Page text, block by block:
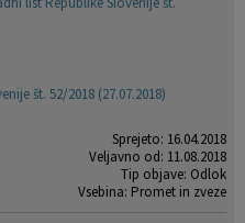
št. 52/2018 (27.07.2018)
Sprejeto: 16.04.2018
Veljavno od: 11.08.2018
Tip objave: Odlok
Vsebina: Promet in zveze